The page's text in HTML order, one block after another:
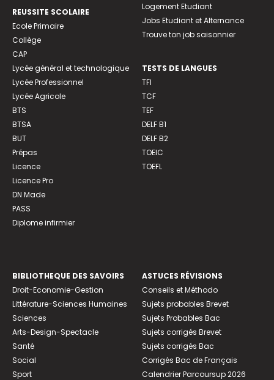
REUSSITE SCOLAIRE
Ecole Primaire
Collège
CAP
Lycée général et technologique
Lycée Professionnel
Lycée Agricole
BTS
BTSA
BUT
Prépas
Licence
Licence Pro
DN Made
PASS
Diplome infirmier
Logement Etudiant
Jobs Etudiant et Alternance
Trouve ton job saisonnier
TESTS DE LANGUES
TFI
TCF
TEF
DELF B1
DELF B2
TOEIC
TOEFL
BIBLIOTHEQUE DES SAVOIRS
Droit-Economie-Gestion
Littérature-Sciences Humaines
Sciences
Arts-Design-Spectacle
Santé
Social
Sport
ASTUCES RÉVISIONS
Conseils et Méthodo
Sujets probables Brevet
Sujets Probables Bac
Sujets corrigés Brevet
Sujets corrigés Bac
Corrigés Bac de Français
Calendrier Parcoursup 2026